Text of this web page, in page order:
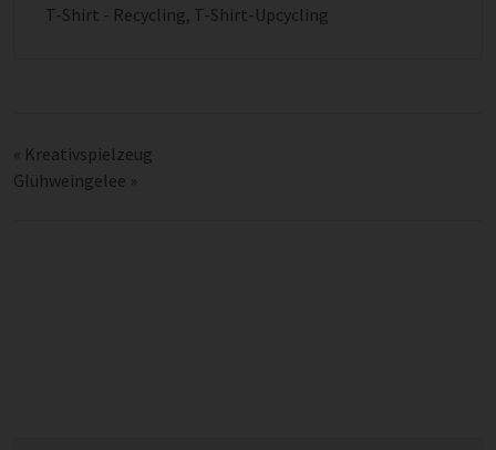
T-Shirt - Recycling, T-Shirt-Upcycling
« Kreativspielzeug
Glühweingelee »